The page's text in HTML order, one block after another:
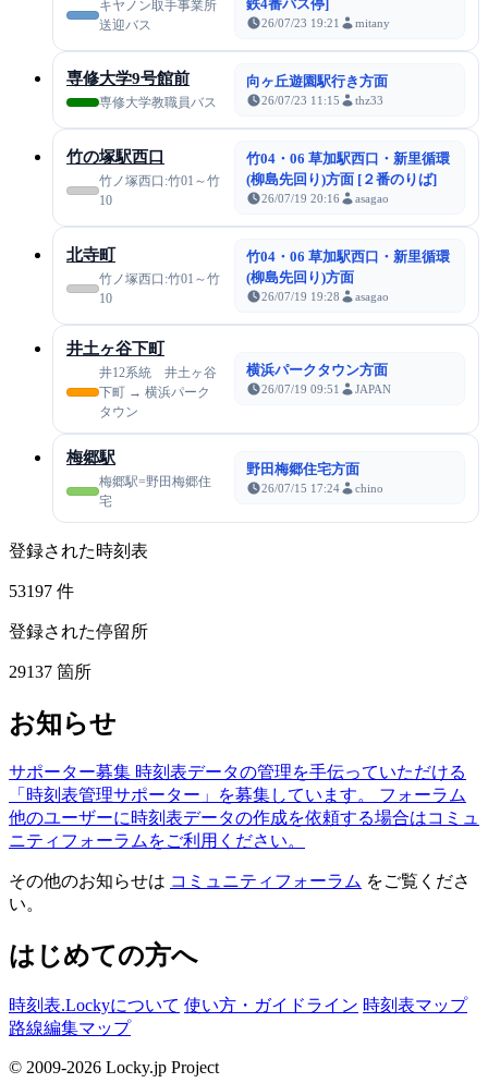
キヤノン取手事業所
送迎バス
鉄4番バス停]
26/07/23 19:21 mitany
専修大学9号館前
専修大学教職員バス
向ヶ丘遊園駅行き方面
26/07/23 11:15 thz33
竹の塚駅西口
竹ノ塚西口:竹01～竹
10
竹04・06 草加駅西口・新里循環
(柳島先回り)方面 [２番のりば]
26/07/19 20:16 asagao
北寺町
竹ノ塚西口:竹01～竹
10
竹04・06 草加駅西口・新里循環
(柳島先回り)方面
26/07/19 19:28 asagao
井土ヶ谷下町
井12系統 井土ヶ谷
下町 → 横浜パーク
タウン
横浜パークタウン方面
26/07/19 09:51 JAPAN
梅郷駅
梅郷駅=野田梅郷住
宅
野田梅郷住宅方面
26/07/15 17:24 chino
登録された時刻表
53197 件
登録された停留所
29137 箇所
お知らせ
サポーター募集 時刻表データの管理を手伝っていただける
「時刻表管理サポーター」を募集しています。
フォーラム
他のユーザーに時刻表データの作成を依頼する場合はコミュ
ニティフォーラムをご利用ください。
その他のお知らせは コミュニティフォーラム をご覧くださ
い。
はじめての方へ
時刻表.Lockyについて 使い方・ガイドライン 時刻表マップ
路線編集マップ
© 2009-2026 Locky.jp Project